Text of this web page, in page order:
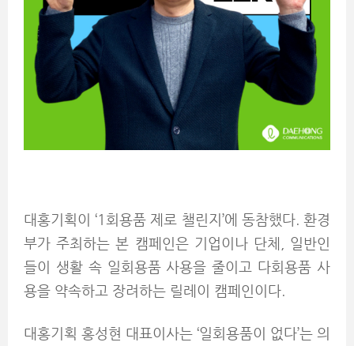
대홍기획이 ‘1회용품 제로 챌린지’에 동참했다. 환경
부가 주최하는 본 캠페인은 기업이나 단체, 일반인
들이 생활 속 일회용품 사용을 줄이고 다회용품 사
용을 약속하고 장려하는 릴레이 캠페인이다.
대홍기획 홍성현 대표이사는 ‘일회용품이 없다’는 의